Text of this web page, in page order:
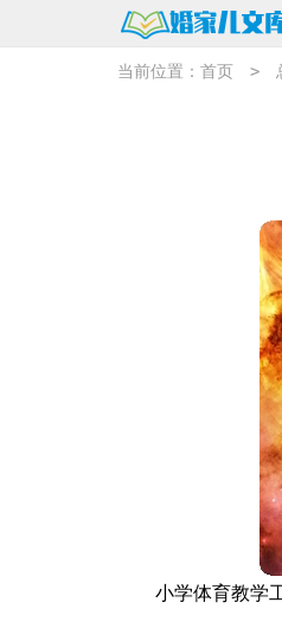
当前位置： 首页 >
小学体育教学